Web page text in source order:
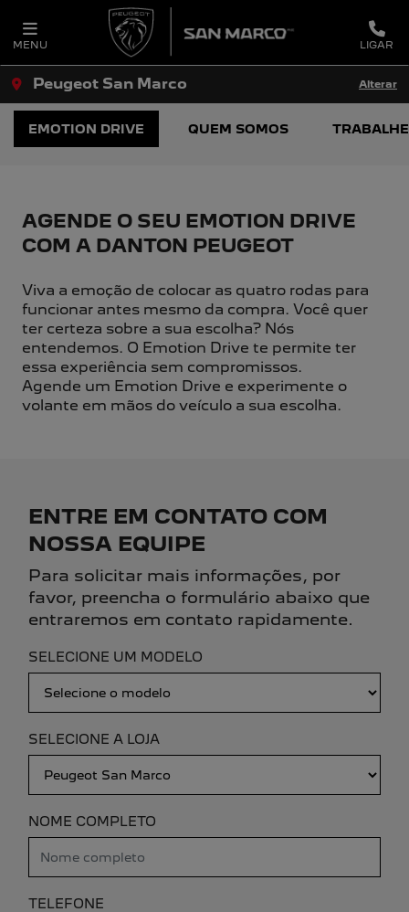
MENU LIGAR
Peugeot San Marco Alterar
QUEM SOMOS
EMOTION DRIVE
AGENDE O SEU EMOTION DRIVE
COM A DANTON PEUGEOT
Viva a emoção de colocar as quatro rodas para
funcionar antes mesmo da compra. Você quer
ter certeza sobre a sua escolha? Nós
entendemos. O Emotion Drive te permite ter
essa experiência sem compromissos.
Agende um Emotion Drive e experimente o
volante em mãos do veículo a sua escolha.
ENTRE EM CONTATO COM
NOSSA EQUIPE
Para solicitar mais informações, por
favor, preencha o formulário abaixo que
entraremos em contato rapidamente.
SELECIONE UM MODELO
SELECIONE A LOJA
NOME COMPLETO
TELEFONE